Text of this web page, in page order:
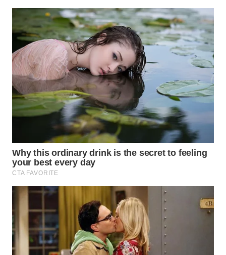
SUMEDANG
WN
CIANJUR
WN
KEPULAUAN
SERIBU
WN
BINJAI
CIREBON
WN
INDRAMAYU